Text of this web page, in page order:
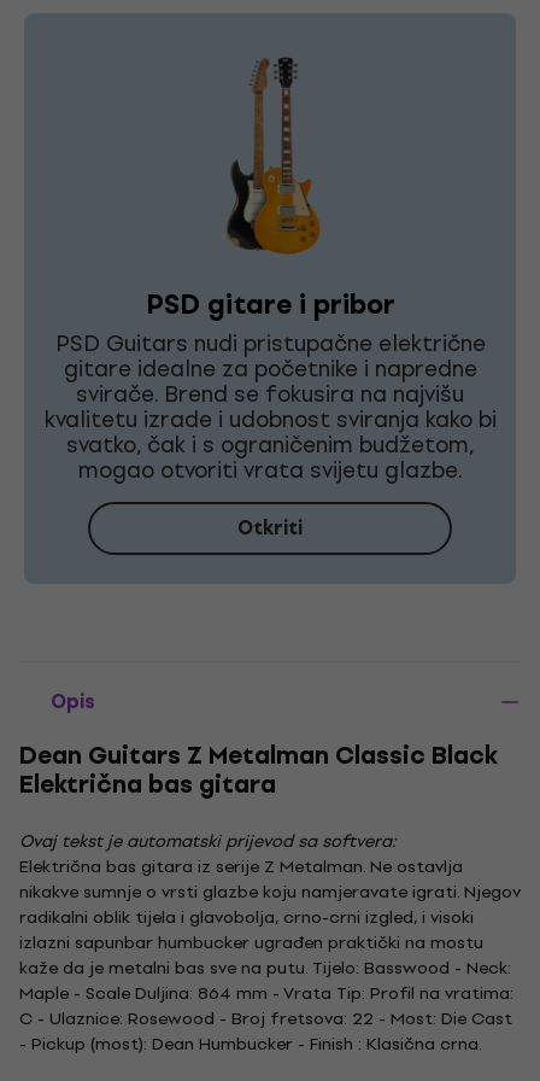
PSD gitare i pribor
PSD Guitars nudi pristupačne električne
gitare idealne za početnike i napredne
svirače. Brend se fokusira na najvišu
kvalitetu izrade i udobnost sviranja kako bi
svatko, čak i s ograničenim budžetom,
mogao otvoriti vrata svijetu glazbe.
Otkriti
Opis
Dean Guitars Z Metalman Classic Black
Električna bas gitara
Ovaj tekst je automatski prijevod sa softvera:
Električna bas gitara iz serije Z Metalman. Ne ostavlja
nikakve sumnje o vrsti glazbe koju namjeravate igrati. Njegov
radikalni oblik tijela i glavobolja, crno-crni izgled, i visoki
izlazni sapunbar humbucker ugrađen praktički na mostu
kaže da je metalni bas sve na putu. Tijelo: Basswood - Neck:
Maple - Scale Duljina: 864 mm - Vrata Tip: Profil na vratima:
C - Ulaznice: Rosewood - Broj fretsova: 22 - Most: Die Cast
- Pickup (most): Dean Humbucker - Finish : Klasična crna.